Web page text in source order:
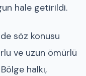
hale getirildi.
söz konusu
ve uzun ömürlü
halkı,